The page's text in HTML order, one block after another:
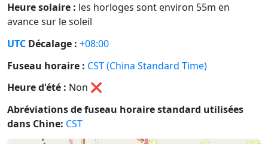
Heure solaire : les horloges sont environ 55m en
avance sur le soleil
UTC Décalage : +08:00
Fuseau horaire : CST (China Standard Time)
Heure d'été : Non ❌
Abréviations de fuseau horaire standard utilisées
dans Chine: CST